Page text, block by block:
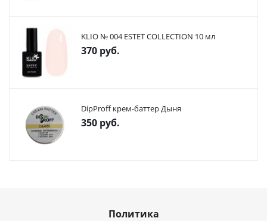
KLIO № 004 ESTET COLLECTION 10 мл
370 руб.
DipProff крем-баттер Дыня
350 руб.
Политика